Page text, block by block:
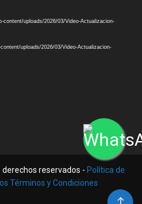
uploads/2026/03/Video-Actualizacion-
uploads/2026/03/Video-Actualizacion-
derechos reservados - Política de
Términos y Condiciones